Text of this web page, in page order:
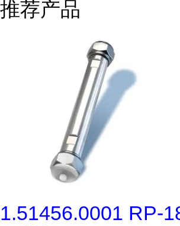
推荐产品
1.51456.0001 RP-